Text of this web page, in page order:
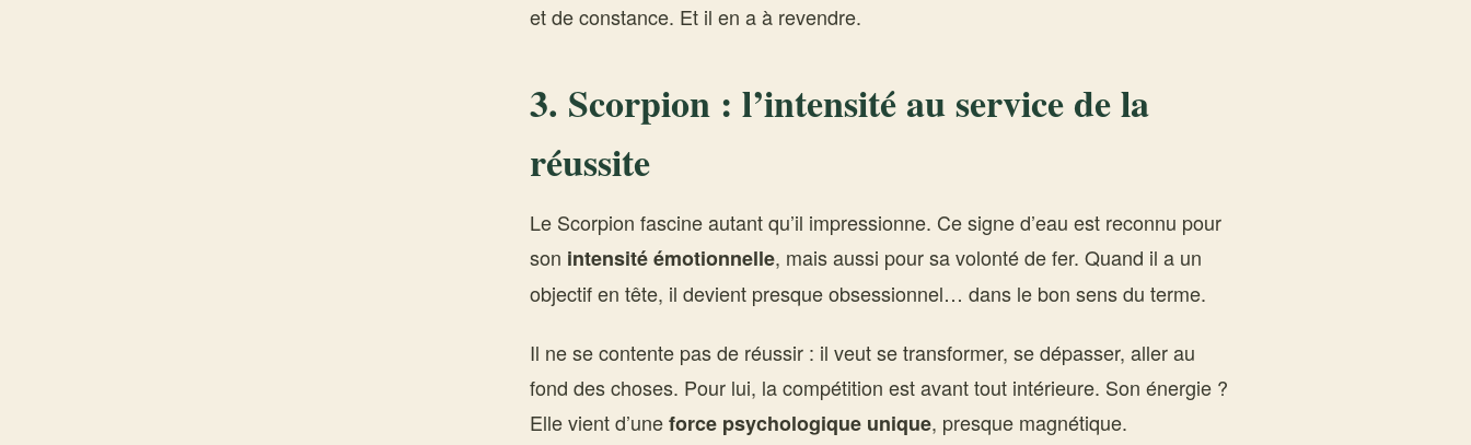
et de constance. Et il en a à revendre.
3. Scorpion : l’intensité au service de la
réussite
Le Scorpion fascine autant qu’il impressionne. Ce signe d’eau est reconnu pour
son intensité émotionnelle, mais aussi pour sa volonté de fer. Quand il a un
objectif en tête, il devient presque obsessionnel… dans le bon sens du terme.
Il ne se contente pas de réussir : il veut se transformer, se dépasser, aller au
fond des choses. Pour lui, la compétition est avant tout intérieure. Son énergie ?
Elle vient d’uneforce psychologique unique, presque magnétique.